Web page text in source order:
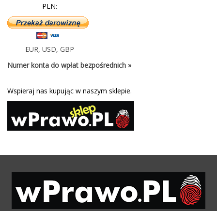
PLN:
EUR, USD, GBP
Numer konta do wpłat bezpośrednich »
Wspieraj nas kupując w naszym sklepie.